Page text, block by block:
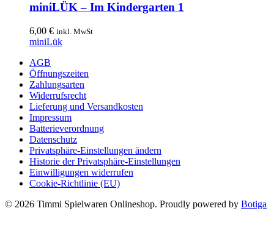
miniLÜK – Im Kindergarten 1
6,00 € inkl. MwSt
miniLük
AGB
Öffnungszeiten
Zahlungsarten
Widerrufsrecht
Lieferung und Versandkosten
Impressum
Batterieverordnung
Datenschutz
Privatsphäre-Einstellungen ändern
Historie der Privatsphäre-Einstellungen
Einwilligungen widerrufen
Cookie-Richtlinie (EU)
© 2026 Timmi Spielwaren Onlineshop. Proudly powered by Botiga